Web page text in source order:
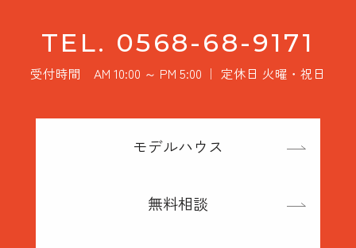
TEL. 0568-68-9171
受付時間 AM 10:00 ～ PM 5:00 ｜ 定休日 火曜・祝日
モデルハウス
無料相談